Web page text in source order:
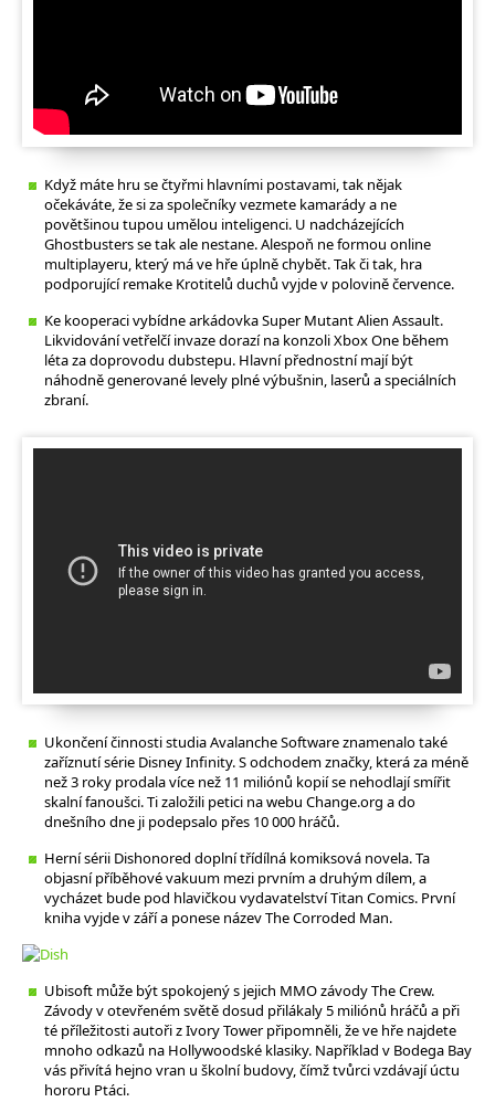
Když máte hru se čtyřmi hlavními postavami, tak nějak
očekáváte, že si za společníky vezmete kamarády a ne
povětšinou tupou umělou inteligenci. U nadcházejících
Ghostbusters se tak ale nestane. Alespoň ne formou online
multiplayeru, který má ve hře úplně chybět. Tak či tak, hra
podporující remake Krotitelů duchů vyjde v polovině července.
Ke kooperaci vybídne arkádovka Super Mutant Alien Assault.
Likvidování vetřelčí invaze dorazí na konzoli Xbox One během
léta za doprovodu dubstepu. Hlavní přednostní mají být
náhodně generované levely plné výbušnin, laserů a speciálních
zbraní.
Ukončení činnosti studia Avalanche Software znamenalo také
zaříznutí série Disney Infinity. S odchodem značky, která za méně
než 3 roky prodala více než 11 miliónů kopií se nehodlají smířit
skalní fanoušci. Ti založili petici na webu Change.org a do
dnešního dne ji podepsalo přes 10 000 hráčů.
Herní sérii Dishonored doplní třídílná komiksová novela. Ta
objasní příběhové vakuum mezi prvním a druhým dílem, a
vycházet bude pod hlavičkou vydavatelství Titan Comics. První
kniha vyjde v září a ponese název The Corroded Man.
Ubisoft může být spokojený s jejich MMO závody The Crew.
Závody v otevřeném světě dosud přilákaly 5 miliónů hráčů a při
té příležitosti autoři z Ivory Tower připomněli, že ve hře najdete
mnoho odkazů na Hollywoodské klasiky. Například v Bodega Bay
vás přivítá hejno vran u školní budovy, čímž tvůrci vzdávají úctu
hororu Ptáci.